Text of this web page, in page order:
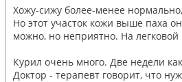
Хожу-сижу более-менее
Но этот участок кожи выше паха
можно, но неприятно. На
Курил очень много. Две недели
Доктор - терапевт говорит, что